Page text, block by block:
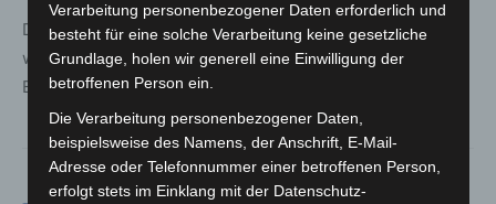
Die Staatsanwaltschaft leitete ein Ermittlungsverfahren
wegen versuchten Totschlags ein. Die weiteren
Ermittlungen dauern an.
Verarbeitung personenbezogener Daten erforderlich und
besteht für eine solche Verarbeitung keine gesetzliche
Grundlage, holen wir generell eine Einwilligung der
betroffenen Person ein.
Die Verarbeitung personenbezogener Daten,
beispielsweise des Namens, der Anschrift, E-Mail-
Adresse oder Telefonnummer einer betroffenen Person,
erfolgt stets im Einklang mit der Datenschutz-